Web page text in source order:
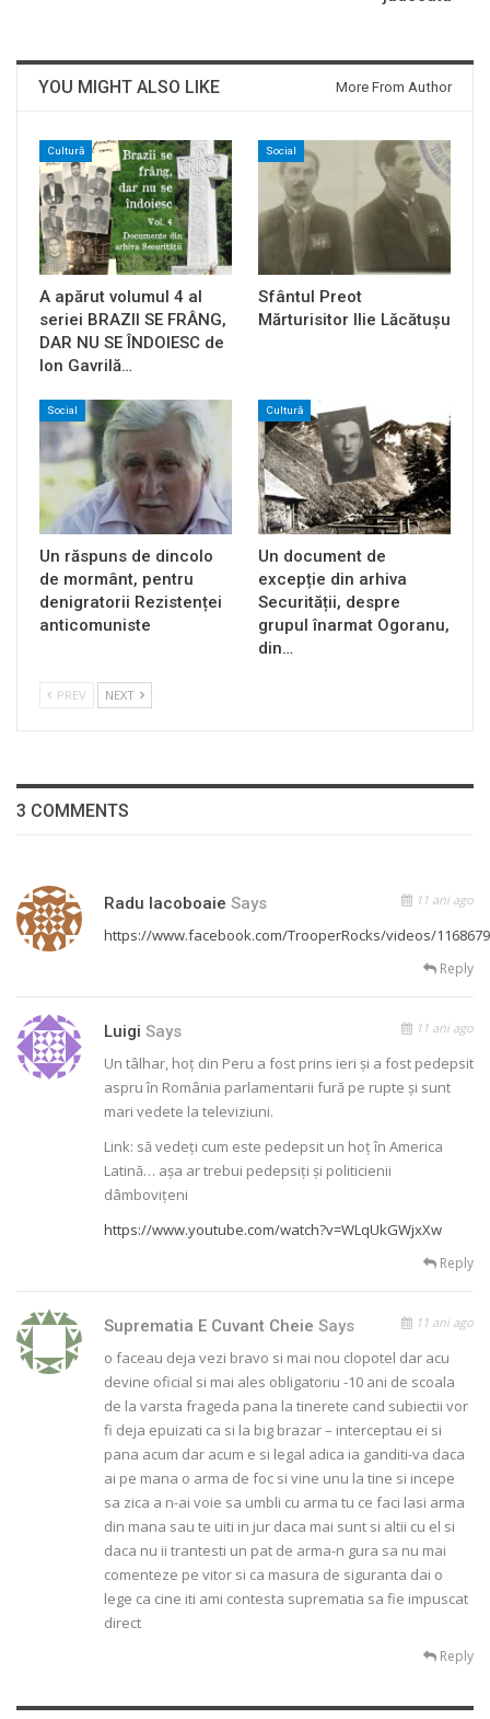
YOU MIGHT ALSO LIKE More From Author
Cultură
A apărut volumul 4 al
seriei BRAZII SE FRÂNG,
DAR NU SE ÎNDOIESC de
Ion Gavrilă…
Social
Sfântul Preot
Mărturisitor Ilie Lăcătușu
Social
Un răspuns de dincolo
de mormânt, pentru
denigratorii Rezistenței
anticomuniste
Cultură
Un document de
excepție din arhiva
Securității, despre
grupul înarmat Ogoranu,
din…
PREV NEXT
3 COMMENTS
Radu Iacoboaie Says 11 ani ago
https://www.facebook.com/TrooperRocks/videos/
Reply
Luigi Says 11 ani ago
Un tâlhar, hoț din Peru a fost prins ieri și a fost pedepsit
aspru în România parlamentarii fură pe rupte și sunt
mari vedete la televiziuni.
Link: să vedeți cum este pedepsit un hoț în America
Latină… așa ar trebui pedepsiți și politicienii
dâmbovițeni
https://www.youtube.com/watch?v=WLqUkGWjxXw
Reply
Suprematia E Cuvant Cheie Says 11 ani ago
o faceau deja vezi bravo si mai nou clopotel dar acu
devine oficial si mai ales obligatoriu -10 ani de scoala
de la varsta frageda pana la tinerete cand subiectii vor
fi deja epuizati ca si la big brazar – interceptau ei si
pana acum dar acum e si legal adica ia ganditi-va daca
ai pe mana o arma de foc si vine unu la tine si incepe
sa zica a n-ai voie sa umbli cu arma tu ce faci lasi arma
din mana sau te uiti in jur daca mai sunt si altii cu el si
daca nu ii trantesti un pat de arma-n gura sa nu mai
comenteze pe vitor si ca masura de siguranta dai o
lege ca cine iti ami contesta suprematia sa fie impuscat
direct
Reply